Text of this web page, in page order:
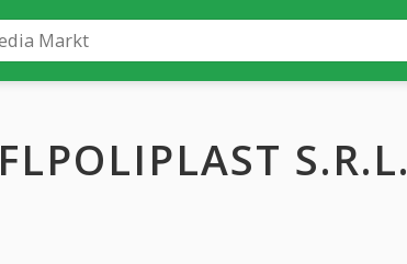
FLPOLIPLAST S.R.L.